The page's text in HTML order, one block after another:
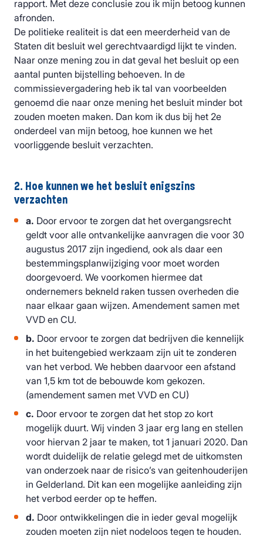
rapport. Met deze conclusie zou ik mijn betoog kunnen
afronden.
De politieke realiteit is dat een meerderheid van de
Staten dit besluit wel gerechtvaardigd lijkt te vinden.
Naar onze mening zou in dat geval het besluit op een
aantal punten bijstelling behoeven. In de
commissievergadering heb ik tal van voorbeelden
genoemd die naar onze mening het besluit minder bot
zouden moeten maken. Dan kom ik dus bij het 2e
onderdeel van mijn betoog, hoe kunnen we het
voorliggende besluit verzachten.
2. Hoe kunnen we het besluit enigszins
verzachten
a. Door ervoor te zorgen dat het overgangsrecht
geldt voor alle ontvankelijke aanvragen die voor 30
augustus 2017 zijn ingediend, ook als daar een
bestemmingsplanwijziging voor moet worden
doorgevoerd. We voorkomen hiermee dat
ondernemers bekneld raken tussen overheden die
naar elkaar gaan wijzen. Amendement samen met
VVD en CU.
b. Door ervoor te zorgen dat bedrijven die kennelijk
in het buitengebied werkzaam zijn uit te zonderen
van het verbod. We hebben daarvoor een afstand
van 1,5 km tot de bebouwde kom gekozen.
(amendement samen met VVD en CU)
c. Door ervoor te zorgen dat het stop zo kort
mogelijk duurt. Wij vinden 3 jaar erg lang en stellen
voor hiervan 2 jaar te maken, tot 1 januari 2020. Dan
wordt duidelijk de relatie gelegd met de uitkomsten
van onderzoek naar de risico’s van geitenhouderijen
in Gelderland. Dit kan een mogelijke aanleiding zijn
het verbod eerder op te heffen.
d. Door ontwikkelingen die in ieder geval mogelijk
zouden moeten zijn niet nodeloos tegen te houden.